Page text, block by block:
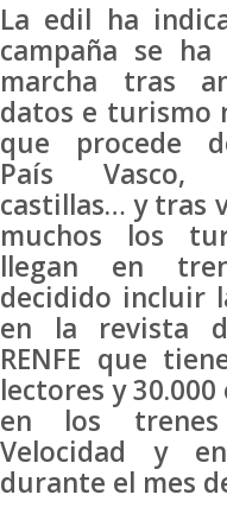
La edil ha
campaña se
marcha tras
datos e turismo
que procede
País
castillas… y tras
muchos los
llegan en
decidido incluir
en la revista
RENFE que
lectores y
en los
Velocidad y
durante el mes